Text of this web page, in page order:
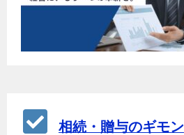
相続・贈与のギモン